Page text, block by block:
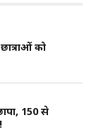
को
150 से